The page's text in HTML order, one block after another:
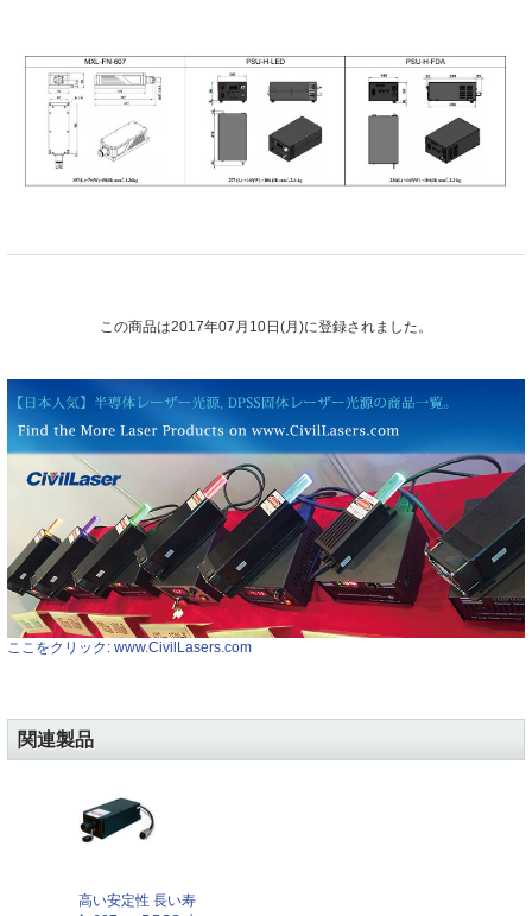
この商品は2017年07月10日(月)に登録されました。
ここをクリック: www.CivilLasers.com
関連製品
高い安定性 長い寿